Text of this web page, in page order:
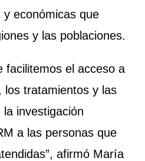
y económicas que
y las poblaciones.
facilitemos el acceso a
los tratamientos y las
investigación
a las personas que
afirmó María